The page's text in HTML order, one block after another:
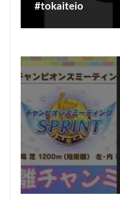
#tokaiteio